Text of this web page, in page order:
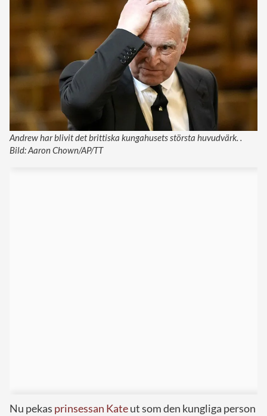
Andrew har blivit det brittiska kungahusets största huvudvärk. .
Bild: Aaron Chown/AP/TT
Nu pekas prinsessan Kateut som den kungliga person